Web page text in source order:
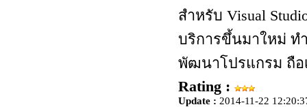
สำหรับ Visual
บริการขึ้นมาใหม่ ท
พัฒนาโปรแกรม ถือ
Rating :
Update : 2014-11-22